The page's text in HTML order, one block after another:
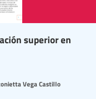
superior en
Vega Castillo